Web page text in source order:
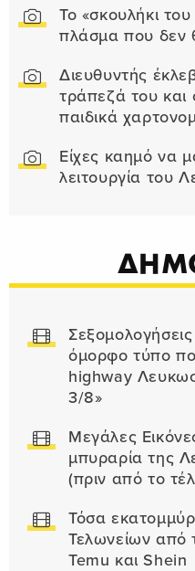
Το «σκουλήκι
πλάσμα που δεν
Διευθυντής
τράπεζά του και
παιδικά
Είχες καημό να
λειτουργία του
όμορφο τύπο
highway
3/8»
Μεγάλες
μπυραρία της
(πριν από το
Τόσα
Τελωνείων από
Temu και Shein